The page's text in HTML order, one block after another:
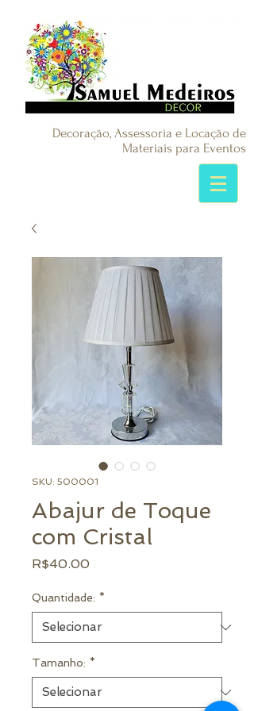
Decoração, Assessoria e Locação de
Materiais para Eventos
SKU: 500001
Abajur de Toque
com Cristal
R$40.00
Quantidade: *
Tamanho: *